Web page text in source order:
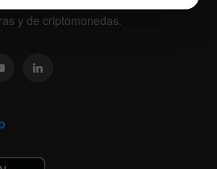
y de criptomonedas.